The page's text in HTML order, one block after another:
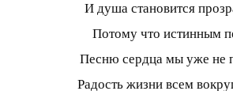
И душа становится
Потому что истинным
Песню сердца мы уже не
Радость жизни всем